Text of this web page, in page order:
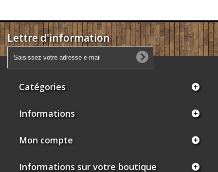
Lettre d'information
Catégories
Informations
Mon compte
Informations sur votre boutique